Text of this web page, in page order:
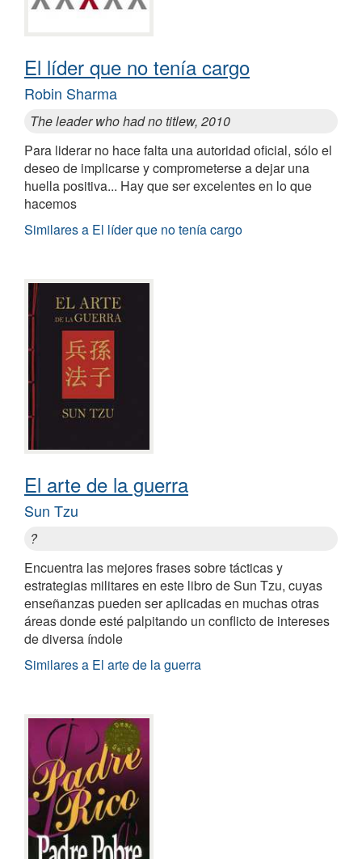
El líder que no tenía cargo
Robin Sharma
The leader who had no titlew, 2010
Para liderar no hace falta una autoridad oficial, sólo el
deseo de implicarse y comprometerse a dejar una
huella positiva... Hay que ser excelentes en lo que
hacemos
Similares a El líder que no tenía cargo
El arte de la guerra
Sun Tzu
?
Encuentra las mejores frases sobre tácticas y
estrategias militares en este libro de Sun Tzu, cuyas
enseñanzas pueden ser aplicadas en muchas otras
áreas donde esté palpitando un conflicto de intereses
de diversa índole
Similares a El arte de la guerra